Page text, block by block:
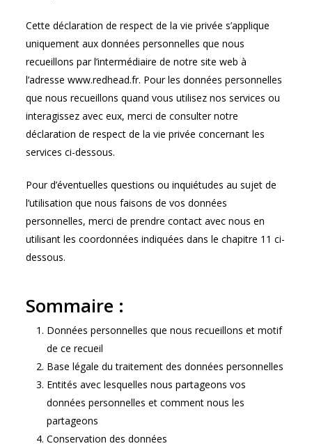
Cette déclaration de respect de la vie privée s’applique
uniquement aux données personnelles que nous
recueillons par l’intermédiaire de notre site web à
l’adresse www.redhead.fr. Pour les données personnelles
que nous recueillons quand vous utilisez nos services ou
interagissez avec eux, merci de consulter notre
déclaration de respect de la vie privée concernant les
services ci-dessous.
Pour d’éventuelles questions ou inquiétudes au sujet de
l’utilisation que nous faisons de vos données
personnelles, merci de prendre contact avec nous en
utilisant les coordonnées indiquées dans le chapitre 11 ci-
dessous.
Sommaire :
Données personnelles que nous recueillons et motif
de ce recueil
Base légale du traitement des données personnelles
Entités avec lesquelles nous partageons vos
données personnelles et comment nous les
partageons
Conservation des données